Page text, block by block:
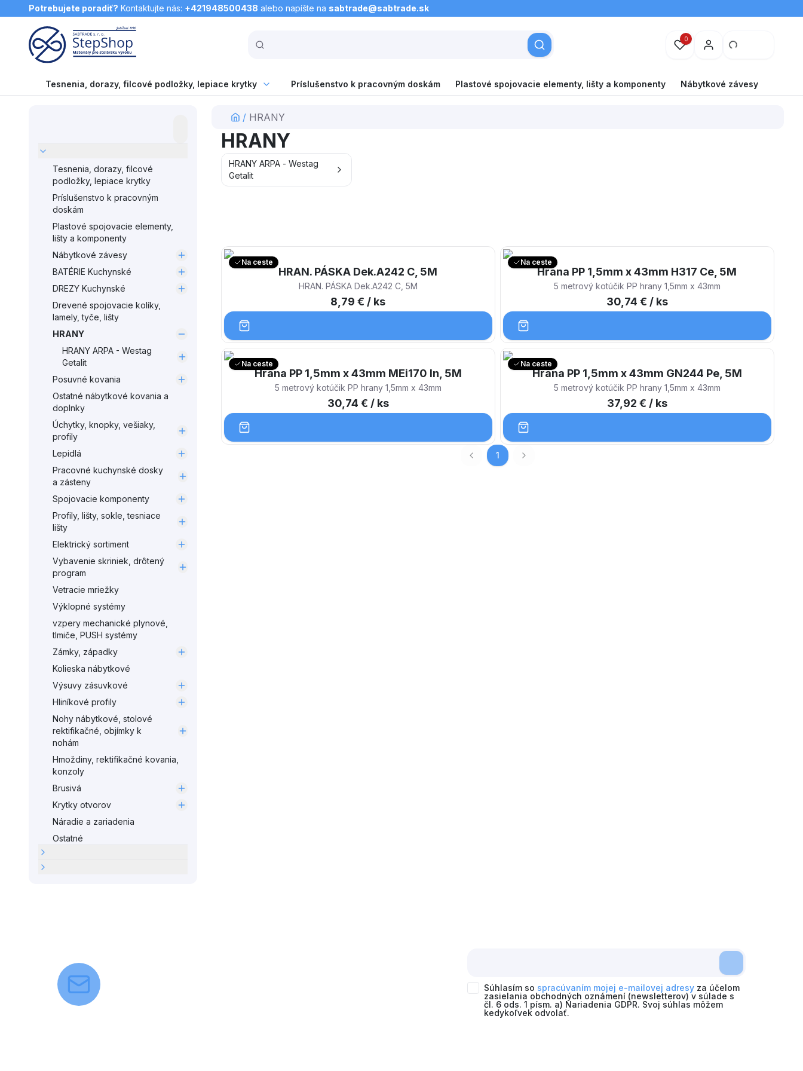
Potrebujete poradiť? Kontaktujte nás: +421948500438 alebo napíšte na sabtrade@sabtrade.sk
0
Tesnenia, dorazy, filcové podložky, lepiace krytky Príslušenstvo k pracovným doskám Plastové spojovacie elementy, lišty a komponenty Nábytkové závesy
Tesnenia, dorazy, filcové
podložky, lepiace krytky
Príslušenstvo k pracovným
doskám
Plastové spojovacie elementy,
lišty a komponenty
Nábytkové závesy
BATÉRIE Kuchynské
DREZY Kuchynské
Drevené spojovacie kolíky,
lamely, tyče, lišty
HRANY
HRANY ARPA - Westag
Getalit
Posuvné kovania
Ostatné nábytkové kovania a
doplnky
Úchytky, knopky, vešiaky,
profily
Lepidlá
Pracovné kuchynské dosky
a zásteny
Spojovacie komponenty
Profily, lišty, sokle, tesniace
lišty
Elektrický sortiment
Vybavenie skriniek, drôtený
program
Vetracie mriežky
Výklopné systémy
vzpery mechanické plynové,
tlmiče, PUSH systémy
Zámky, západky
Kolieska nábytkové
Výsuvy zásuvkové
Hliníkové profily
Nohy nábytkové, stolové
rektifikačné, objímky k
nohám
Hmoždiny, rektifikačné kovania,
konzoly
Brusivá
Krytky otvorov
Náradie a zariadenia
Ostatné
/ HRANY
HRANY
HRANY ARPA - Westag
Getalit
Na ceste
HRAN. PÁSKA Dek.A242 C, 5M
HRAN. PÁSKA Dek.A242 C, 5M
8,79 € / ks
Na ceste
Hrana PP 1,5mm x 43mm H317 Ce, 5M
5 metrový kotúčik PP hrany 1,5mm x 43mm
30,74 € / ks
Na ceste
Hrana PP 1,5mm x 43mm MEi170 In, 5M
5 metrový kotúčik PP hrany 1,5mm x 43mm
30,74 € / ks
Na ceste
Hrana PP 1,5mm x 43mm GN244 Pe, 5M
5 metrový kotúčik PP hrany 1,5mm x 43mm
37,92 € / ks
1
Súhlasím so spracúvaním mojej e-mailovej adresy za účelom
zasielania obchodných oznámení (newsletterov) v súlade s
čl. 6 ods. 1 písm. a) Nariadenia GDPR. Svoj súhlas môžem
kedykoľvek odvolať.